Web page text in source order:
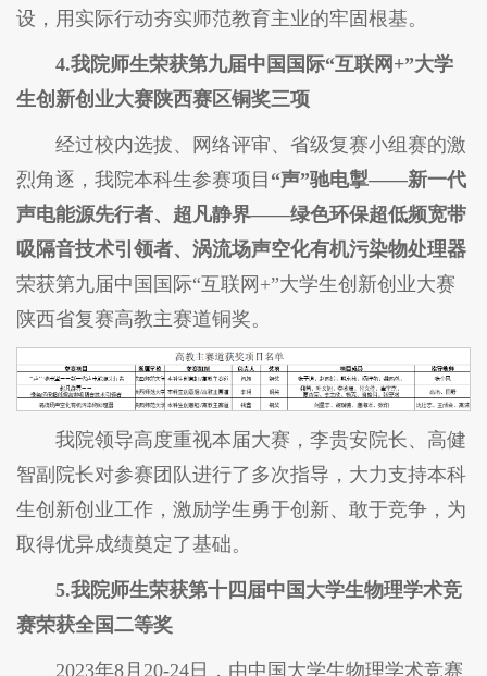
设，用实际行动夯实师范教育主业的牢固根基。
4.我院师生荣获第九届中国国际“互联网+”大学
生创新创业大赛陕西赛区铜奖三项
经过校内选拔、网络评审、省级复赛小组赛的激
烈角逐，我院本科生参赛项目 “声”驰电掣——新一代
声电能源先行者、超凡静界——绿色环保超低频宽带
吸隔音技术引领者、涡流场声空化有机污染物处理器
荣获第九届中国国际“互联网+”大学生创新创业大赛
陕西省复赛高教主赛道铜奖。
我院领导高度重视本届大赛，李贵安院长、高健
智副院长对参赛团队进行了多次指导，大力支持本科
生创新创业工作，激励学生勇于创新、敢于竞争，为
取得优异成绩奠定了基础。
5.我院师生荣获第十四届中国大学生物理学术竞
赛荣获全国二等奖
2023年8月20-24日，由中国大学生物理学术竞赛